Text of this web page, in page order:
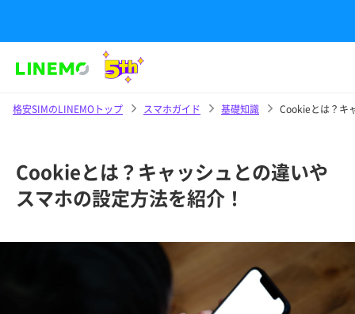
格安SIMのLINEMOトップ スマホガイド 基礎知識 Cookieとは？キ
Cookieとは？キャッシュとの違いや
スマホの設定方法を紹介！